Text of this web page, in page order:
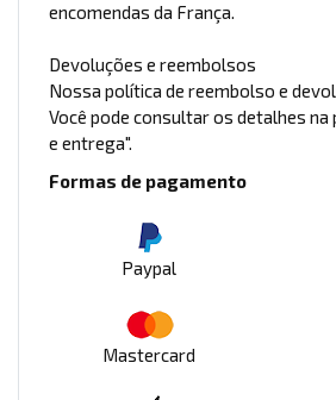
encomendas da França.
Devoluções e reembolsos
Nossa política de reembolso e
Você pode consultar os detalhes na
e entrega".
Formas de pagamento
Paypal
Mastercard